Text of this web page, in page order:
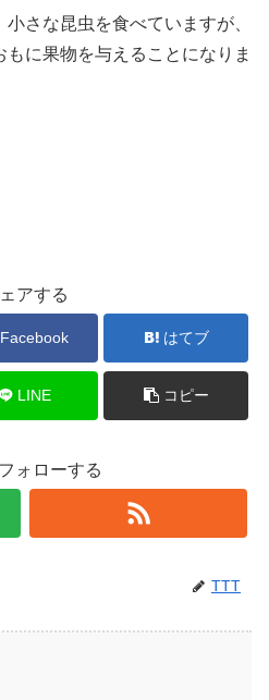
さな昆虫を食べていますが、
に果物を与えることになりま
アする
Facebook はてブ
LINE コピー
ォローする
TTT